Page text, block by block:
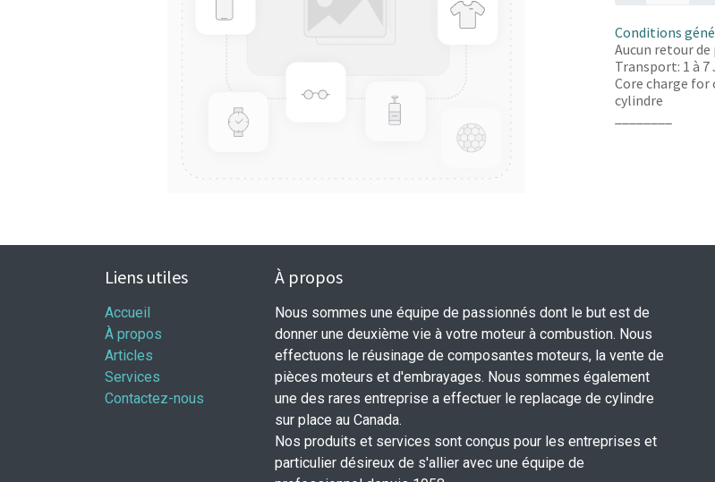
Conditions
Aucun retour
Transport: 1 à 7
Core charge for
cylindre
Liens utiles
Accueil
À propos
Articles
Services
Contactez-nous
À propos
Nous sommes une équipe de passionnés dont le but est de
donner une deuxième vie à votre moteur à combustion. Nous
effectuons le réusinage de composantes moteurs, la vente de
pièces moteurs et d'embrayages. Nous sommes également
une des rares entreprise a effectuer le replacage de cylindre
sur place au Canada.
Nos produits et services sont conçus pour les entreprises et
particulier désireux de s'allier avec une équipe de